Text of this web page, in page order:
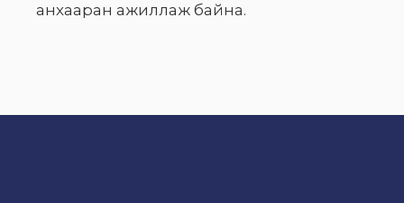
анхааран ажиллаж байна.